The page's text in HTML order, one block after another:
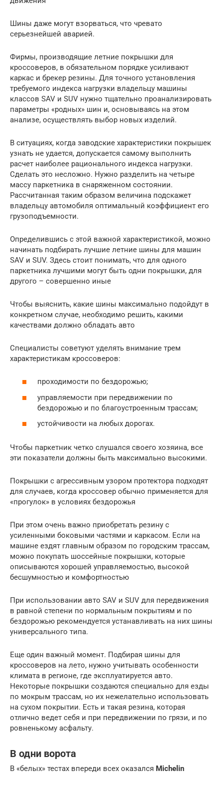
Шины даже могут взорваться, что чревато
серьезнейшей аварией.
Фирмы, производящие летние покрышки для
кроссоверов, в обязательном порядке усиливают
каркас и брекер резины. Для точного установления
требуемого индекса нагрузки владельцу машины
классов SAV и SUV нужно тщательно проанализировать
параметры «родных» шин и, основываясь на этом
анализе, осуществлять выбор новых изделий.
В ситуациях, когда заводские характеристики покрышек
узнать не удается, допускается самому выполнить
расчет наиболее рационального индекса нагрузки.
Сделать это несложно. Нужно разделить на четыре
массу паркетника в снаряженном состоянии.
Рассчитанная таким образом величина подскажет
владельцу автомобиля оптимальный коэффициент его
грузоподъемности.
Определившись с этой важной характеристикой, можно
начинать подбирать лучшие летние шины для машин
SAV и SUV. Здесь стоит понимать, что для одного
паркетника лучшими могут быть одни покрышки, для
другого – совершенно иные
Чтобы выяснить, какие шины максимально подойдут в
конкретном случае, необходимо решить, какими
качествами должно обладать авто
Специалисты советуют уделять внимание трем
характеристикам кроссоверов:
проходимости по бездорожью;
управляемости при передвижении по
бездорожью и по благоустроенным трассам;
устойчивости на любых дорогах.
Чтобы паркетник четко слушался своего хозяина, все
эти показатели должны быть максимально высокими.
Покрышки с агрессивным узором протектора подходят
для случаев, когда кроссовер обычно применяется для
«прогулок» в условиях бездорожья
При этом очень важно приобретать резину с
усиленными боковыми частями и каркасом. Если на
машине ездят главным образом по городским трассам,
можно покупать шоссейные покрышки, которые
описываются хорошей управляемостью, высокой
бесшумностью и комфортностью
При использовании авто SAV и SUV для передвижения
в равной степени по нормальным покрытиям и по
бездорожью рекомендуется устанавливать на них шины
универсального типа.
Еще один важный момент. Подбирая шины для
кроссоверов на лето, нужно учитывать особенности
климата в регионе, где эксплуатируется авто.
Некоторые покрышки создаются специально для езды
по мокрым трассам, но их нежелательно использовать
на сухом покрытии. Есть и такая резина, которая
отлично ведет себя и при передвижении по грязи, и по
ровненькому асфальту.
В одни ворота
В «белых» тестах впереди всех оказался Michelin